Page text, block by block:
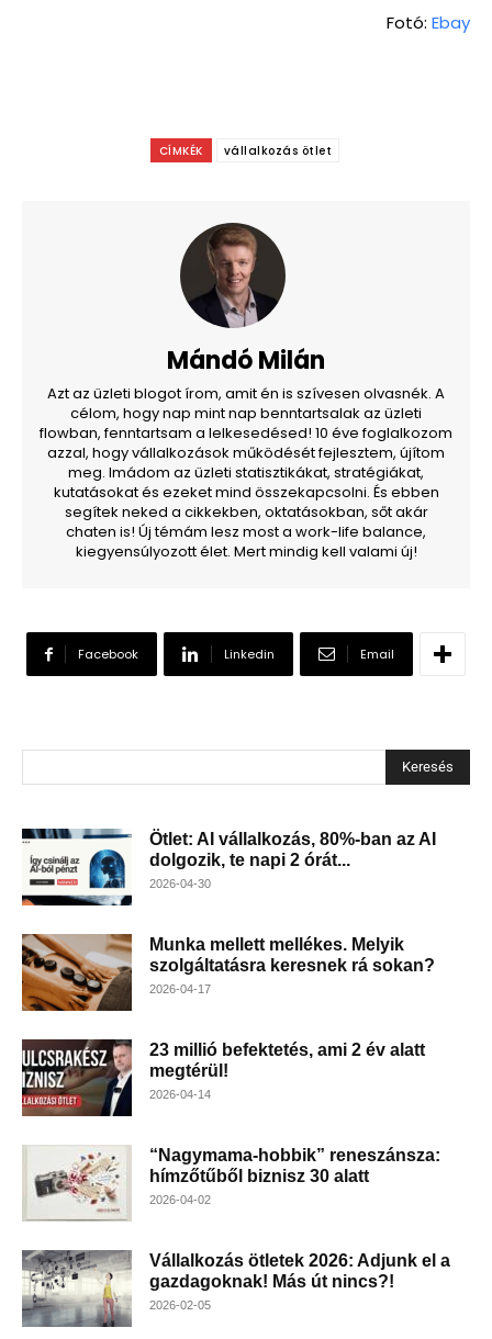
Fotó: Ebay
CÍMKÉK vállalkozás ötlet
Mándó Milán
Azt az üzleti blogot írom, amit én is szívesen olvasnék. A
célom, hogy nap mint nap benntartsalak az üzleti
flowban, fenntartsam a lelkesedésed! 10 éve foglalkozom
azzal, hogy vállalkozások működését fejlesztem, újítom
meg. Imádom az üzleti statisztikákat, stratégiákat,
kutatásokat és ezeket mind összekapcsolni. És ebben
segítek neked a cikkekben, oktatásokban, sőt akár
chaten is! Új témám lesz most a work-life balance,
kiegyensúlyozott élet. Mert mindig kell valami új!
Facebook Linkedin Email
Keresés
Ötlet: AI vállalkozás, 80%-ban az AI
dolgozik, te napi 2 órát...
2026-04-30
Munka mellett mellékes. Melyik
szolgáltatásra keresnek rá sokan?
2026-04-17
23 millió befektetés, ami 2 év alatt
megtérül!
2026-04-14
“Nagymama-hobbik” reneszánsza:
hímzőtűből biznisz 30 alatt
2026-04-02
Vállalkozás ötletek 2026: Adjunk el a
gazdagoknak! Más út nincs?!
2026-02-05